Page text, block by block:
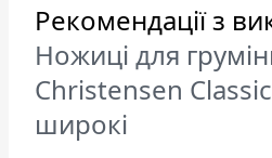
Рекомендації з
Ножиці для
Christensen
широкі